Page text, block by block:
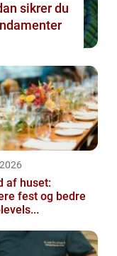
sikrer du
af huset:
fest og bedre